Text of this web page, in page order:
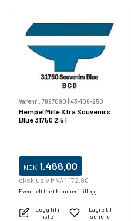
Varenr.: 7897090 43-106-250
Hempel Mille Xtra Souvenirs
Blue 31750 2,5 l
NOK 1.466,00
eksklusiv MVA 1.172,80
Eventuelt frakt kommer i tillegg.
Legg til i
liste
Lagre til
senere